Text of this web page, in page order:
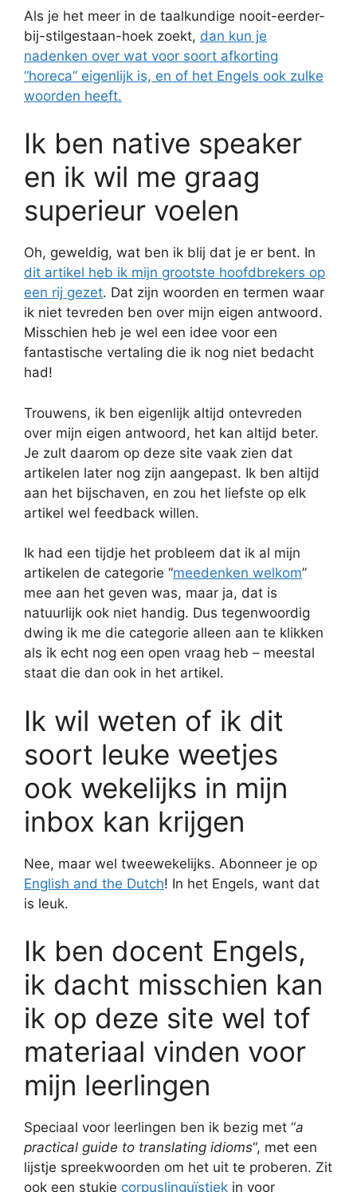
Als je het meer in de taalkundige nooit-eerder-
bij-stilgestaan-hoek zoekt, dan kun je
nadenken over wat voor soort afkorting
“horeca” eigenlijk is, en of het Engels ook zulke
woorden heeft.
Ik ben native speaker
en ik wil me graag
superieur voelen
Oh, geweldig, wat ben ik blij dat je er bent. In
dit artikel heb ik mijn grootste hoofdbrekers op
een rij gezet. Dat zijn woorden en termen waar
ik niet tevreden ben over mijn eigen antwoord.
Misschien heb je wel een idee voor een
fantastische vertaling die ik nog niet bedacht
had!
Trouwens, ik ben eigenlijk altijd ontevreden
over mijn eigen antwoord, het kan altijd beter.
Je zult daarom op deze site vaak zien dat
artikelen later nog zijn aangepast. Ik ben altijd
aan het bijschaven, en zou het liefste op elk
artikel wel feedback willen.
Ik had een tijdje het probleem dat ik al mijn
artikelen de categorie “meedenken welkom”
mee aan het geven was, maar ja, dat is
natuurlijk ook niet handig. Dus tegenwoordig
dwing ik me die categorie alleen aan te klikken
als ik echt nog een open vraag heb – meestal
staat die dan ook in het artikel.
Ik wil weten of ik dit
soort leuke weetjes
ook wekelijks in mijn
inbox kan krijgen
Nee, maar wel tweewekelijks. Abonneer je op
English and the Dutch! In het Engels, want dat
is leuk.
Ik ben docent Engels,
ik dacht misschien kan
ik op deze site wel tof
materiaal vinden voor
mijn leerlingen
Speciaal voor leerlingen ben ik bezig met “a
practical guide to translating idioms“, met een
lijstje spreekwoorden om het uit te proberen. Zit
ook een stukje corpuslinguïstiek in voor